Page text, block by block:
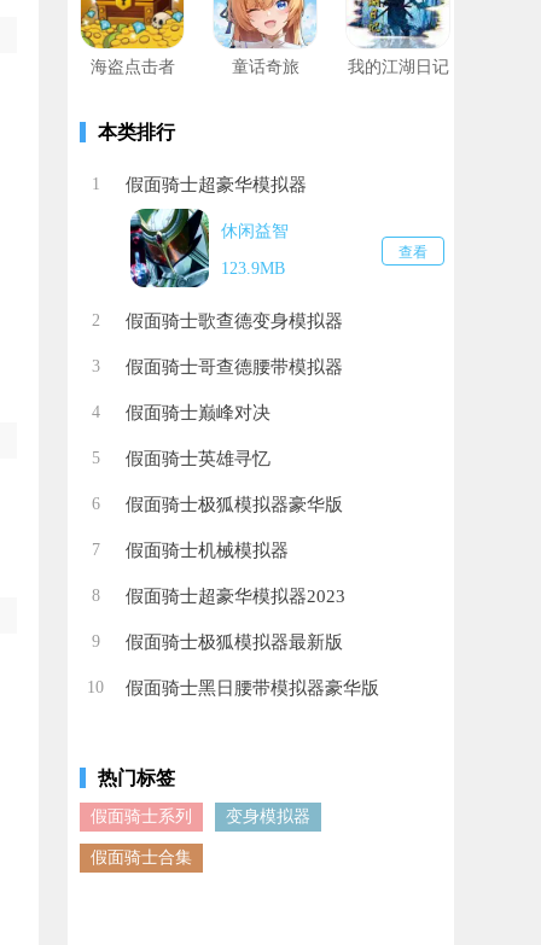
海盗点击者 童话奇旅 我的江湖日记
本类排行
1 假面骑士超豪华模拟器
休闲益智
123.9MB
查看
2 假面骑士歌查德变身模拟器
3 假面骑士哥查德腰带模拟器
4 假面骑士巅峰对决
5 假面骑士英雄寻忆
6 假面骑士极狐模拟器豪华版
7 假面骑士机械模拟器
8 假面骑士超豪华模拟器2023
9 假面骑士极狐模拟器最新版
10 假面骑士黑日腰带模拟器豪华版
热门标签
假面骑士系列 变身模拟器
假面骑士合集